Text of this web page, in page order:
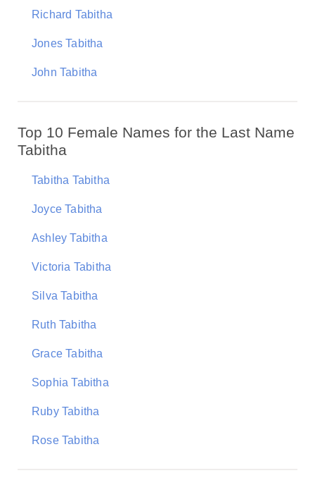
Richard Tabitha
Jones Tabitha
John Tabitha
Top 10 Female Names for the Last Name
Tabitha
Tabitha Tabitha
Joyce Tabitha
Ashley Tabitha
Victoria Tabitha
Silva Tabitha
Ruth Tabitha
Grace Tabitha
Sophia Tabitha
Ruby Tabitha
Rose Tabitha